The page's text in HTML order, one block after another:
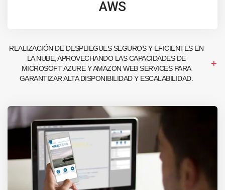
AWS
REALIZACIÓN DE DESPLIEGUES SEGUROS Y EFICIENTES EN
LA NUBE, APROVECHANDO LAS CAPACIDADES DE
MICROSOFT AZURE Y AMAZON WEB SERVICES PARA
GARANTIZAR ALTA DISPONIBILIDAD Y ESCALABILIDAD.